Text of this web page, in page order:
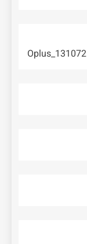
Oplus_131072